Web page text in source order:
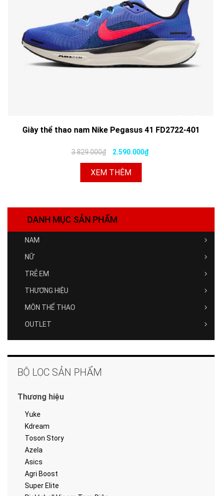
Giày thể thao nam Nike Pegasus 41 FD2722-401
3.829.000₫ 2.590.000₫
XEM THÊM
DANH MỤC SẢN PHẨM
NAM
NỮ
TRẺ EM
THƯƠNG HIỆU
MÔN THỂ THAO
OUTLET
BỘ LỌC SẢN PHẨM
Thương hiệu
Yuke
Kdream
Toson Story
Azela
Asics
Agri Boost
Super Elite